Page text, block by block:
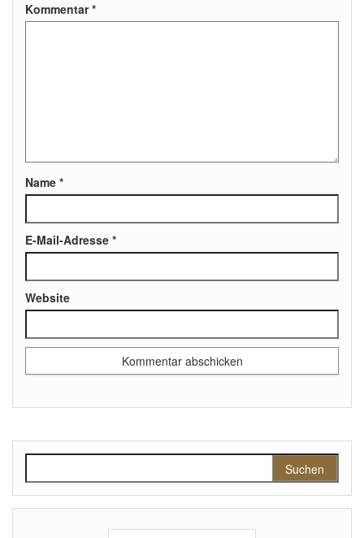
Kommentar*
Name *
E-Mail-Adresse *
Website